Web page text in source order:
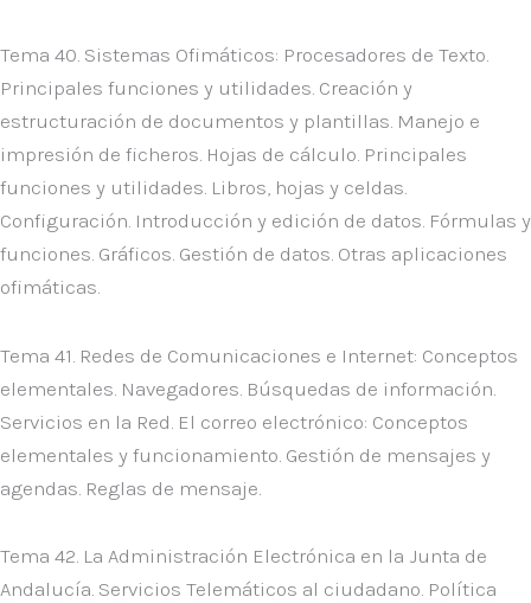
Tema 40. Sistemas Ofimáticos: Procesadores de Texto.
Principales funciones y utilidades. Creación y
estructuración de documentos y plantillas. Manejo e
impresión de ficheros. Hojas de cálculo. Principales
funciones y utilidades. Libros, hojas y celdas.
Configuración. Introducción y edición de datos. Fórmulas y
funciones. Gráficos. Gestión de datos. Otras aplicaciones
ofimáticas.
Tema 41. Redes de Comunicaciones e Internet: Conceptos
elementales. Navegadores. Búsquedas de información.
Servicios en la Red. El correo electrónico: Conceptos
elementales y funcionamiento. Gestión de mensajes y
agendas. Reglas de mensaje.
Tema 42. La Administración Electrónica en la Junta de
Andalucía. Servicios Telemáticos al ciudadano. Política